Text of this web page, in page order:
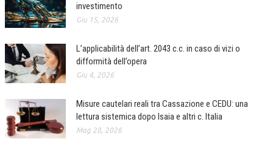
TESI DI LAUREA
INVITI E PROMOZIONI
investimento
Giu 15, 2026
L’applicabilità dell’art. 2043 c.c. in caso di vizi o
difformità dell’opera
Giu 4, 2026
Misure cautelari reali tra Cassazione e CEDU: una
lettura sistemica dopo Isaia e altri c. Italia
Mag 28, 2026